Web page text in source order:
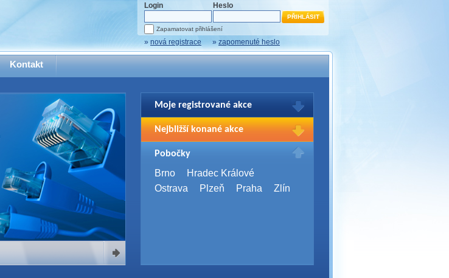
Login Heslo
Zapamatovat přihlášení
» nová registrace » zapomenuté heslo
Kontakt
Moje registrované akce
Pro zobrazení Vašich registrací na akce
se prosím přihlašte.
Nejbližší konané akce
WUG Days 2026
4. 9. 2026,Brno
SQL Server Bootcamp 2026
Pobočky
Brno
Hradec Králové
Ostrava
Plzeň Praha Zlín